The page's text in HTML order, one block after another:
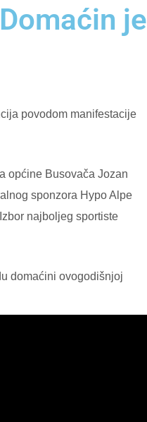
je
povodom manifestacije
općine Busovača Jozan
sponzora Hypo Alpe
najboljeg sportiste
domaćini ovogodišnjoj